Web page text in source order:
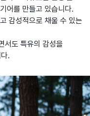
어를 만들고 있습니다.
감성적으로 채울 수 있는
서도 특유의 감성을
.